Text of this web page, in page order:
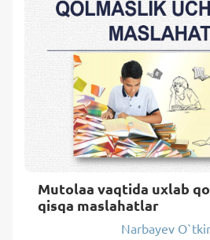
Mutolaa vaqtida uxlab
qisqa maslahatlar
Narbayev